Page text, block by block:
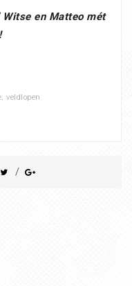
Witse en Matteo mét
, veldlopen
/